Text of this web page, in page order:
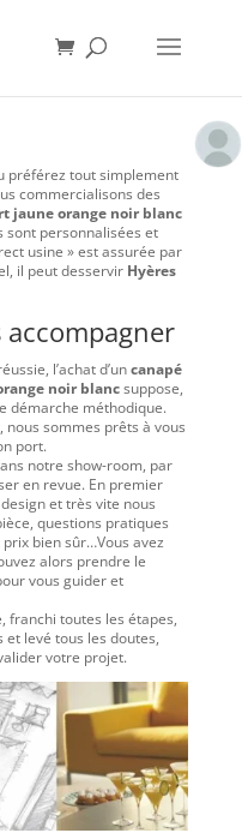
préférez tout simplement
commercialisons des
jaune orange noir blanc
sont personnalisées et
usine » est assurée par
il peut desservir Hyères
l’achat d’uncanapé
noir blancsuppose,
démarche méthodique.
nous sommes prêts à vous
port.
notre show-room, par
en revue. En premier
et très vite nous
questions pratiques
bien sûr…Vous avez
alors prendre le
vous guider et
franchi toutes les étapes,
levé tous les doutes,
votre projet.